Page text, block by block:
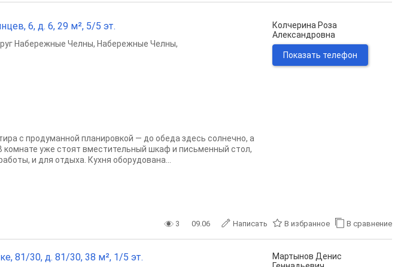
6, д. 6, 29 м², 5/5 эт.
Набережные Челны, Набережные Челны,
с продуманной планировкой — до обеда здесь солнечно, а
комнате уже стоят вместительный шкаф и письменный стол,
и для отдыха. Кухня оборудована...
Колчерина Роза
Александровна
Показать телефон
3 09.06 Написать В избранное В сравнение
81/30, д. 81/30, 38 м², 1/5 эт.
Мартынов Денис